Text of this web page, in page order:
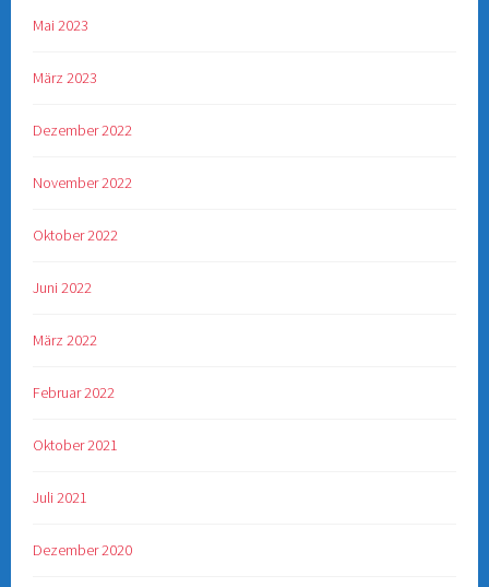
Mai 2023
März 2023
Dezember 2022
November 2022
Oktober 2022
Juni 2022
März 2022
Februar 2022
Oktober 2021
Juli 2021
Dezember 2020